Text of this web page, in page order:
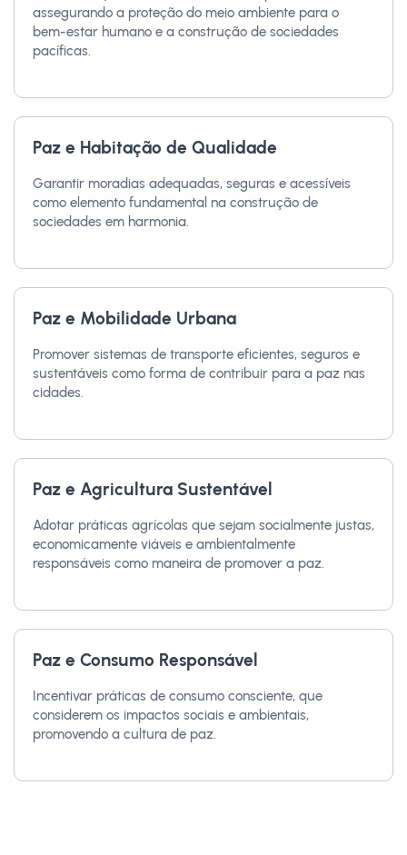
assegurando a proteção do meio ambiente para o
bem-estar humano e a construção de sociedades
pacíficas.
Paz e Habitação de Qualidade
Garantir moradias adequadas, seguras e acessíveis
como elemento fundamental na construção de
sociedades em harmonia.
Paz e Mobilidade Urbana
Promover sistemas de transporte eficientes, seguros e
sustentáveis como forma de contribuir para a paz nas
cidades.
Paz e Agricultura Sustentável
Adotar práticas agrícolas que sejam socialmente justas,
economicamente viáveis e ambientalmente
responsáveis como maneira de promover a paz.
Paz e Consumo Responsável
Incentivar práticas de consumo consciente, que
considerem os impactos sociais e ambientais,
promovendo a cultura de paz.